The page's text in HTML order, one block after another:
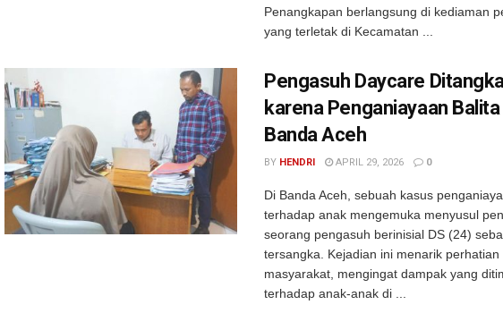
Penangkapan berlangsung di kediaman
yang terletak di Kecamatan ...
Pengasuh Daycare
karena Penganiayaan Balita
Banda Aceh
BY HENDRI APRIL 29, 2026 0
Di Banda Aceh, sebuah kasus
terhadap anak mengemuka menyusul
seorang pengasuh berinisial DS (24)
tersangka. Kejadian ini menarik perhatian
masyarakat, mengingat dampak yang
terhadap anak-anak di ...